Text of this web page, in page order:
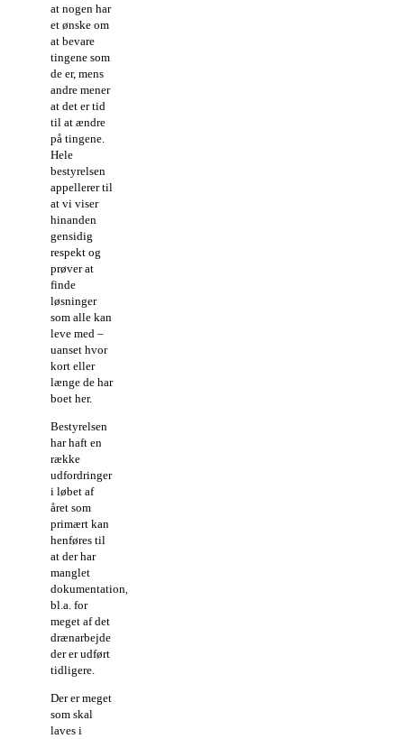
at nogen har
et ønske om
at bevare
tingene som
de er, mens
andre mener
at det er tid
til at ændre
på tingene.
Hele
bestyrelsen
appellerer til
at vi viser
hinanden
gensidig
respekt og
prøver at
finde
løsninger
som alle kan
leve med –
uanset hvor
kort eller
længe de har
boet her.
Bestyrelsen
har haft en
række
udfordringer
i løbet af
året som
primært kan
henføres til
at der har
manglet
dokumentation,
bl.a. for
meget af det
drænarbejde
der er udført
tidligere.
Der er meget
som skal
laves i